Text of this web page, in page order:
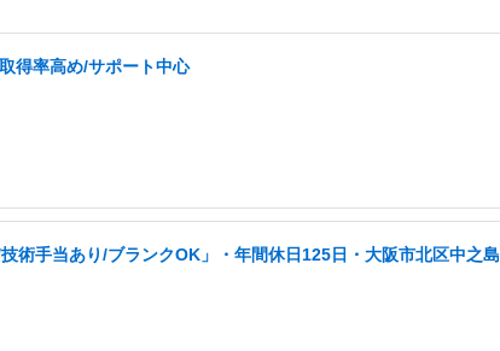
得率高め/サポート中心
術手当あり/ブランクOK」・年間休日125日・大阪市北区中之島